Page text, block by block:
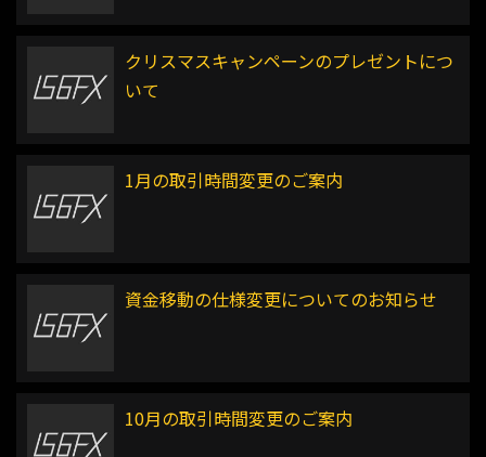
クリスマスキャンペーンのプレゼントにつ
いて
1月の取引時間変更のご案内
資金移動の仕様変更についてのお知らせ
10月の取引時間変更のご案内